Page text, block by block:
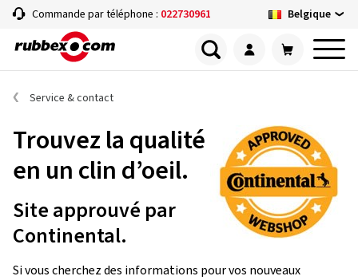
Commande par téléphone : 022730961 Belgique
Service & contact
Trouvez la qualité
en un clin d’oeil.
Site approuvé par
Continental.
Si vous cherchez des informations pour vos nouveaux